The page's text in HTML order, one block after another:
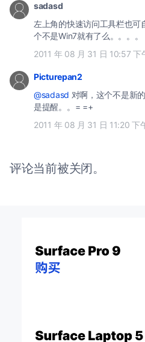
sadasd
左上角的快速访问工具栏也可
个不是Win7就有了么。。。。
2011 年 08 月 31 日 10:57 下
Picturepan2
@sadasd 对啊，这个不是新
是提醒。。= =+
2011 年 08 月 31 日 11:20 下
评论当前被关闭。